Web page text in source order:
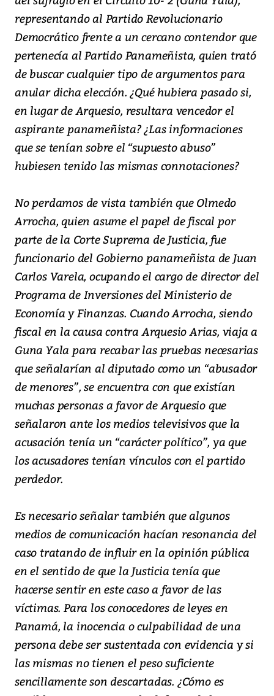
representando al Partido Revolucionario
Democrático frente a un cercano contendor que
pertenecía al Partido Panameñista, quien trató
de buscar cualquier tipo de argumentos para
anular dicha elección. ¿Qué hubiera pasado si,
en lugar de Arquesio, resultara vencedor el
aspirante panameñista? ¿Las informaciones
que se tenían sobre el “supuesto abuso”
hubiesen tenido las mismas connotaciones?
No perdamos de vista también que Olmedo
Arrocha, quien asume el papel de fiscal por
parte de la Corte Suprema de Justicia, fue
funcionario del Gobierno panameñista de Juan
Carlos Varela, ocupando el cargo de director del
Programa de Inversiones del Ministerio de
Economía y Finanzas. Cuando Arrocha, siendo
fiscal en la causa contra Arquesio Arias, viaja a
Guna Yala para recabar las pruebas necesarias
que señalarían al diputado como un “abusador
de menores”, se encuentra con que existían
muchas personas a favor de Arquesio que
señalaron ante los medios televisivos que la
acusación tenía un “carácter político”, ya que
los acusadores tenían vínculos con el partido
perdedor.
Es necesario señalar también que algunos
medios de comunicación hacían resonancia del
caso tratando de influir en la opinión pública
en el sentido de que la Justicia tenía que
hacerse sentir en este caso a favor de las
víctimas. Para los conocedores de leyes en
Panamá, la inocencia o culpabilidad de una
persona debe ser sustentada con evidencia y si
las mismas no tienen el peso suficiente
sencillamente son descartadas. ¿Cómo es